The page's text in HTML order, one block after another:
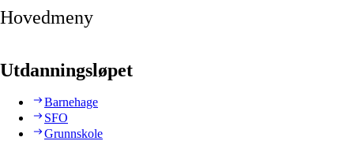
Hovedmeny
Utdanningsløpet
Barnehage
SFO
Grunnskole